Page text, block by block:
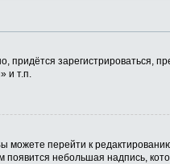
зарегистрироваться,
и т.п.
перейти к
небольшая надпись,